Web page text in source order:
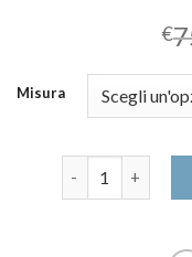
€
Misura